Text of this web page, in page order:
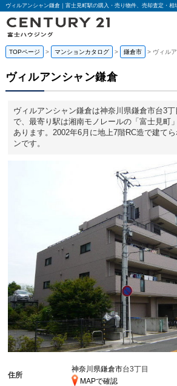
TOPページ マンションカタログ 鎌倉市 ヴィル
ヴィルアンシャン鎌倉
ヴィルアンシャン鎌倉は神奈川県鎌倉市台3
で、最寄り駅は湘南モノレールの「富士見町
あります。2002年6月に地上7階RC造で建て
ンです。
住所
神奈川県鎌倉市台3丁目
MAPで確認